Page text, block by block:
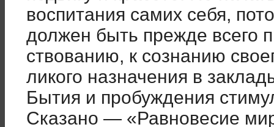
воспитания самих себя,
должен быть прежде всего
ствованию, к сознанию
ликого назначения в
Бытия и пробуждения
Сказано — «Равновесие